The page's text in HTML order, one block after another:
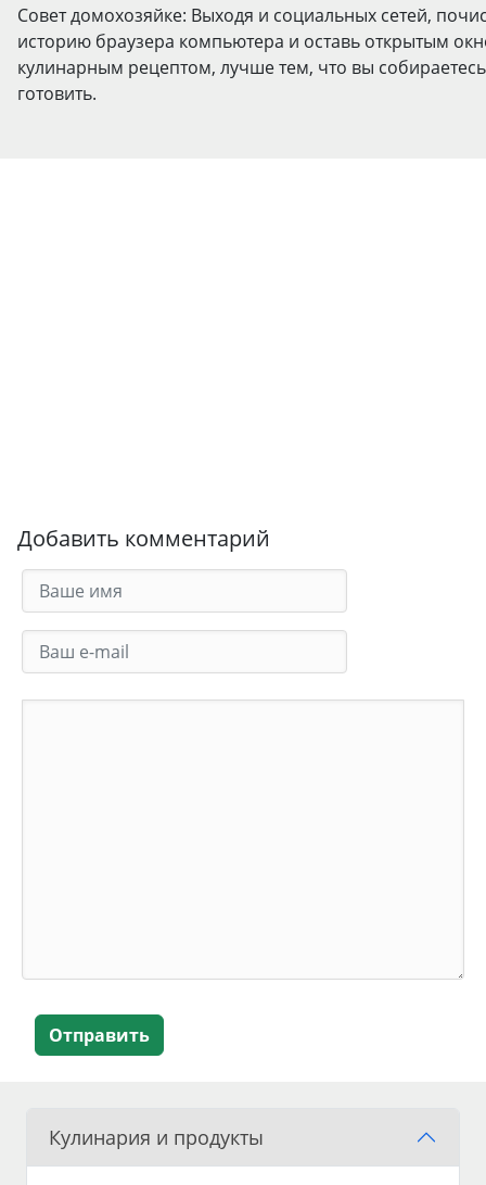
Совет домохозяйке: Выходя и социальных сетей,
историю браузера компьютера и оставь открытым
кулинарным рецептом, лучше тем, что вы собираетесь
готовить.
Добавить комментарий
Отправить
Кулинария и продукты